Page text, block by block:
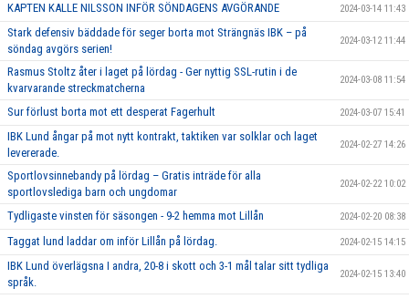
KAPTEN KALLE NILSSON INFÖR SÖNDAGENS AVGÖRANDE 2024-03-14 11:43
Stark defensiv bäddade för seger borta mot Strängnäs IBK – på
söndag avgörs serien!
2024-03-12 11:44
Rasmus Stoltz åter i laget på lördag - Ger nyttig SSL-rutin i de
kvarvarande streckmatcherna
2024-03-08 11:54
Sur förlust borta mot ett desperat Fagerhult 2024-03-07 15:41
IBK Lund ångar på mot nytt kontrakt, taktiken var solklar och laget
levererade.
2024-02-27 14:26
Sportlovsinnebandy på lördag – Gratis inträde för alla
sportlovslediga barn och ungdomar
2024-02-22 10:02
Tydligaste vinsten för säsongen - 9-2 hemma mot Lillån 2024-02-20 08:38
Taggat lund laddar om inför Lillån på lördag. 2024-02-15 14:15
IBK Lund överlägsna I andra, 20-8 i skott och 3-1 mål talar sitt tydliga
språk.
2024-02-15 13:40